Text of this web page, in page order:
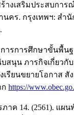
างเสริมประสบกา
นคร. กรุงเทพฯ: สำ
รการศึกษาขั้นพื้นฐ
สนุน ภารกิจเกี่ยวกั
เรียนขยายโอกาส สั
ก https://
าค 14. (2561). แผ